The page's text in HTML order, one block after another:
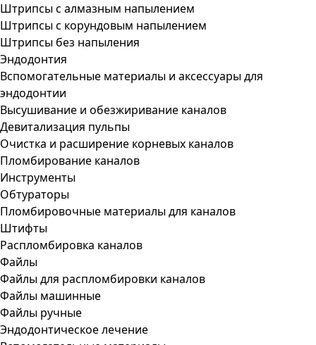
Штрипсы c алмазным напылением
Штрипсы c корундовым напылением
Штрипсы без напыления
Эндодонтия
Вспомогательные материалы и аксессуары для
эндодонтии
Высушивание и обезжиривание каналов
Девитализация пульпы
Очистка и расширение корневых каналов
Пломбирование каналов
Инструменты
Обтураторы
Пломбировочные материалы для каналов
Штифты
Распломбировка каналов
Файлы
Файлы для распломбировки каналов
Файлы машинные
Файлы ручные
Эндодонтическое лечение